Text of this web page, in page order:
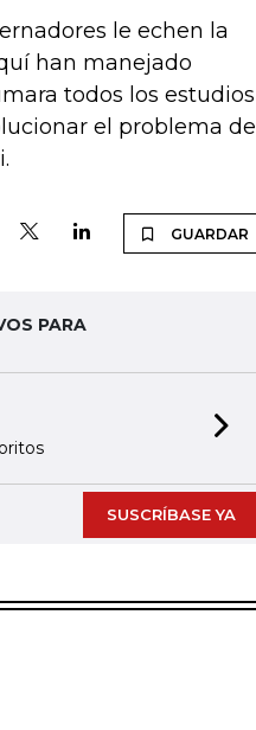
le echen la
han manejado
todos los estudios
el problema del
GUARDAR
PARA
SUSCRÍBASE YA